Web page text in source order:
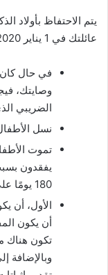
يتم الاحتفاظ بأولاد
عائلتك في 1 يناير 2020.
وصايتك،
الضريبي
نسل الأطفال
180 يومًا على الأقل.
أن يكون
تكون هناك
وبالإضافة